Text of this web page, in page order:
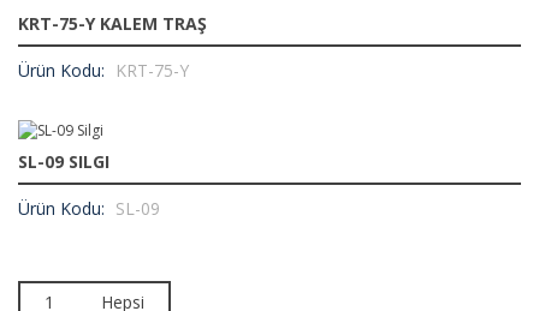
KRT-75-Y KALEM TRAŞ
Ürün Kodu: KRT-75-Y
SL-09 SILGI
Ürün Kodu: SL-09
1 Hepsi